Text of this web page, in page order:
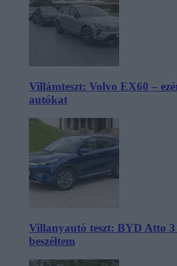
Villámteszt: Volvo EX60 –
autókat
Villanyautó teszt: BYD Atto
beszéltem